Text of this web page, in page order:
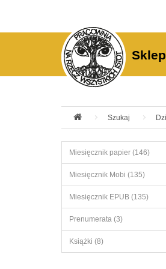
Szukaj
Miesięcznik papier (146)
Miesięcznik Mobi (135)
Miesięcznik EPUB (135)
Prenumerata (3)
Książki (8)